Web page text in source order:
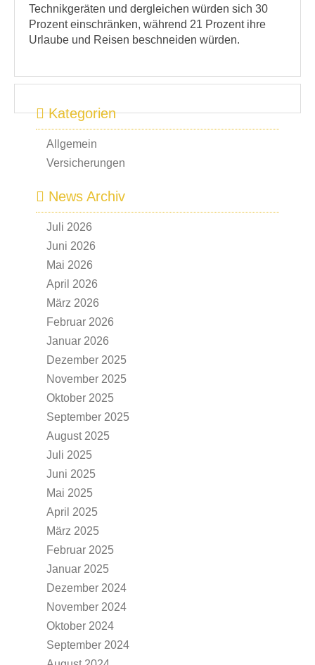
Technikgeräten und dergleichen würden sich 30
Prozent einschränken, während 21 Prozent ihre
Urlaube und Reisen beschneiden würden.
Kategorien
Allgemein
Versicherungen
News Archiv
Juli 2026
Juni 2026
Mai 2026
April 2026
März 2026
Februar 2026
Januar 2026
Dezember 2025
November 2025
Oktober 2025
September 2025
August 2025
Juli 2025
Juni 2025
Mai 2025
April 2025
März 2025
Februar 2025
Januar 2025
Dezember 2024
November 2024
Oktober 2024
September 2024